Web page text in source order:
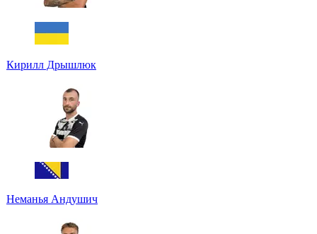
Кирилл Дрышлюк
Неманья Андушич